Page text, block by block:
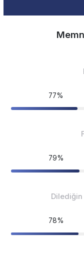
77%
79%
Dilediğin
78%